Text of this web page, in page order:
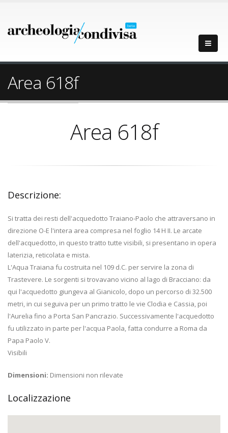
Area 618f
Area 618f
Descrizione:
Si tratta dei resti dell'acquedotto Traiano-Paolo che attraversano in
direzione O-E l'intera area compresa nel foglio 14 H II. Le arcate
dell'acquedotto, in questo tratto tutte visibili, si presentano in opera
laterizia, reticolata e mista.
L'Aqua Traiana fu costruita nel 109 d.C. per servire la zona di
Trastevere. Le sorgenti si trovavano vicino al lago di Bracciano: da
qui l'acquedotto giungeva al Gianicolo, dopo un percorso di 32.500
metri, in cui seguiva per un primo tratto le vie Clodia e Cassia, poi
l'Aurelia fino a Porta San Pancrazio. Successivamente l'acquedotto
fu utilizzato in parte per l'acqua Paola, fatta condurre a Roma da
Papa Paolo V.
Visibili
Dimensioni: Dimensioni non rilevate
Localizzazione